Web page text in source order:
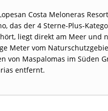
Costa Meloneras
das der 4 Sterne-Plus-
liegt direkt am Meer und
Meter vom
von Maspalomas im Süden
entfernt.